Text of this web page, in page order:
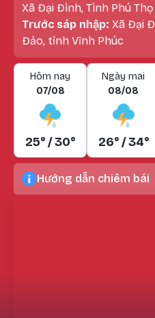
Xã Đại Đình, Tình Phú Thọ
Trước sáp nhập: Xã Đại
Đảo, tỉnh Vĩnh Phúc
Hôm nay
07/08
25° / 30°
Ngày mai
08/08
26° / 34°
Hướng dẫn chiêm bái